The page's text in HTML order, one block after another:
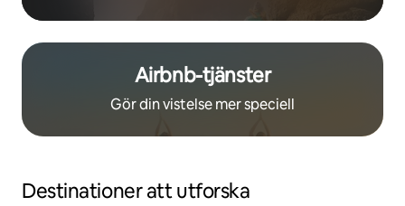
Airbnb-tjänster
Gör din vistelse mer speciell
Destinationer att utforska